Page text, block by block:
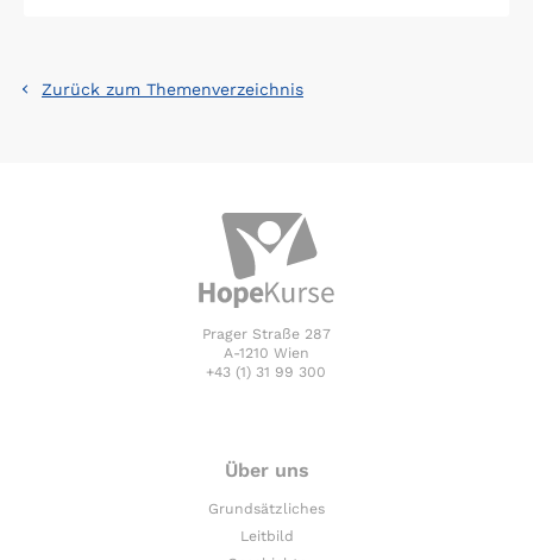
Zurück zum Themenverzeichnis
Prager Straße 287
A-1210 Wien
+43 (1) 31 99 300
Über uns
Grundsätzliches
Leitbild